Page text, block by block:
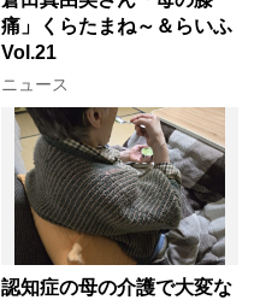
痛」くらたまね～＆らいふ
Vol.21
ニュース
認知症の母の介護で大変な